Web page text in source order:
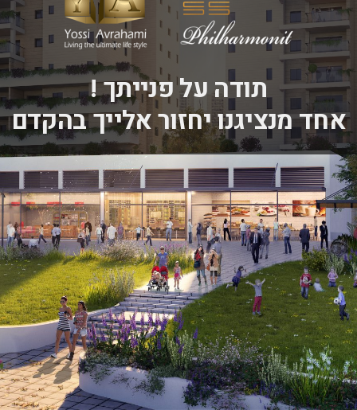
תודה על פנייתך !
אחד מנציגנו יחזור אלייך בהקדם